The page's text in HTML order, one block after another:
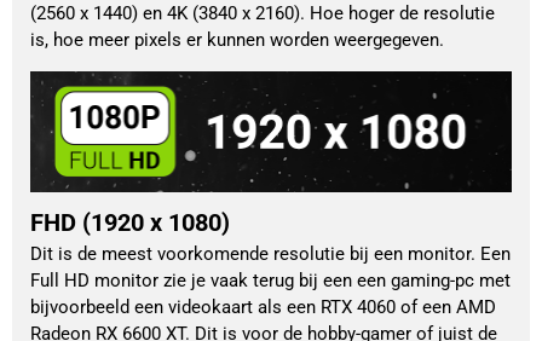
(2560 x 1440) en 4K (3840 x 2160). Hoe hoger de resolutie
is, hoe meer pixels er kunnen worden weergegeven.
FHD (1920 x 1080)
Dit is de meest voorkomende resolutie bij een monitor. Een
Full HD monitor zie je vaak terug bij een een gaming-pc met
bijvoorbeeld een videokaart als een RTX 4060 of een AMD
Radeon RX 6600 XT. Dit is voor de hobby-gamer of juist de